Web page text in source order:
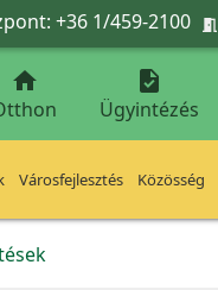
+36 1/459-2100 
 
Ügyintézés
Városfejlesztés Közösség